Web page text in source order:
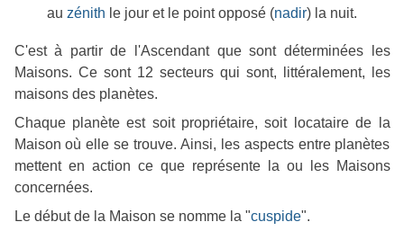
au zénith le jour et le point opposé (nadir) la nuit.
C'est à partir de l'Ascendant que sont déterminées les
Maisons. Ce sont 12 secteurs qui sont, littéralement, les
maisons des planètes.
Chaque planète est soit propriétaire, soit locataire de la
Maison où elle se trouve. Ainsi, les aspects entre planètes
mettent en action ce que représente la ou les Maisons
concernées.
Le début de la Maison se nomme la "cuspide".